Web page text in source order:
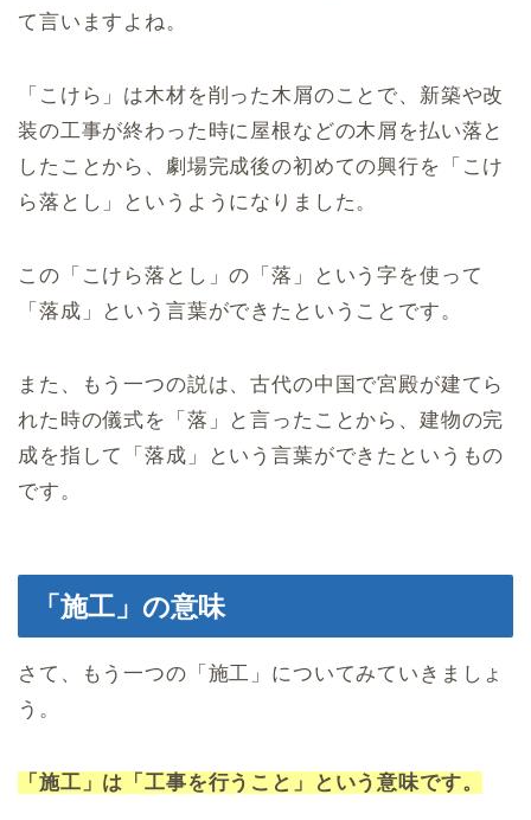
て言いますよね。
「こけら」は木材を削った木屑のことで、新築や改
装の工事が終わった時に屋根などの木屑を払い落と
したことから、劇場完成後の初めての興行を「こけ
ら落とし」というようになりました。
この「こけら落とし」の「落」という字を使って
「落成」という言葉ができたということです。
また、もう一つの説は、古代の中国で宮殿が建てら
れた時の儀式を「落」と言ったことから、建物の完
成を指して「落成」という言葉ができたというもの
です。
「施工」の意味
さて、もう一つの「施工」についてみていきましょ
う。
「施工」は「工事を行うこと」という意味です。